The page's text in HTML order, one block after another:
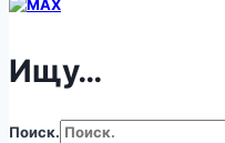
Ищу…
Поиск.